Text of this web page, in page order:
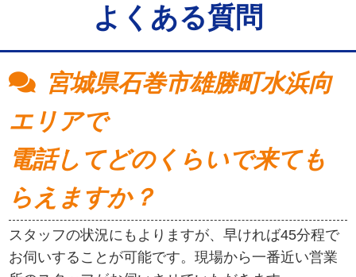
よくある質問
宮城県石巻市雄勝町水浜向
エリアで
電話してどのくらいで来ても
らえますか？
スタッフの状況にもよりますが、早ければ45分程で
お伺いすることが可能です。現場から一番近い営業